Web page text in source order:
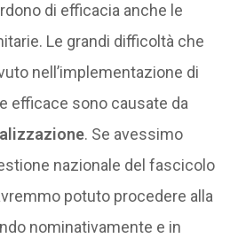
di efficacia anche le
Le grandi difficoltà che
nell’implementazione di
efficace sono causate da
. Se avessimo
nazionale del fascicolo
potuto procedere alla
nominativamente e in